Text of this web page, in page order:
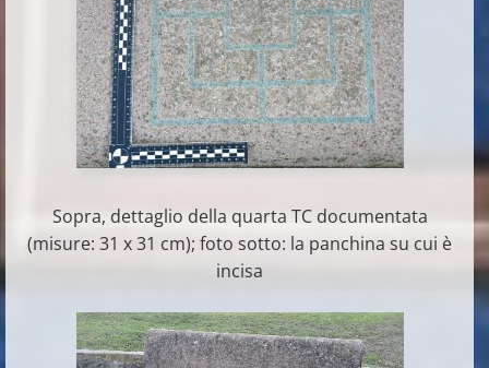
Sopra, dettaglio della quarta TC documentata
(misure: 31 x 31 cm); foto sotto: la panchina su cui è
incisa